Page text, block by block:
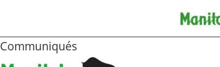
Communiqués